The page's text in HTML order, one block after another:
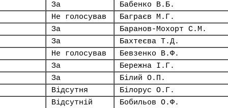
За
Бабенко В.Б.
Не голосував
Баграєв М.Г.
За
Баранов-Мохорт С.М.
За
Бахтеєва Т.Д.
Не голосував
Бевзенко В.Ф.
За
Бережна І.Г.
За
Білий О.П.
Відсутня
Білорус О.Г.
Відсутній
Бобильов О.Ф.